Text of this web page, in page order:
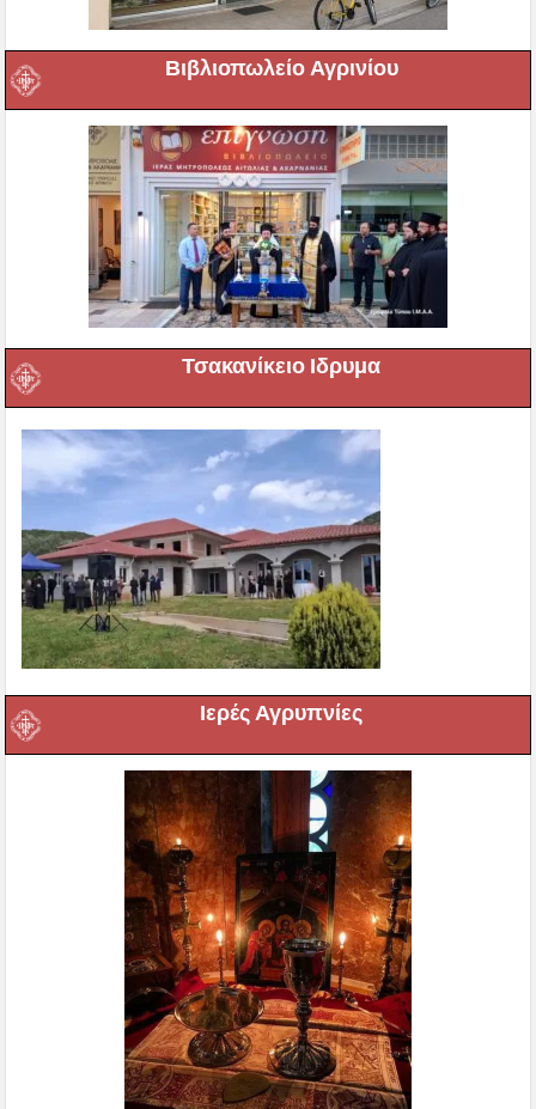
Βιβλιοπωλείο Αγρινίου
Τσακανίκειο Ιδρυμα
Ιερές Αγρυπνίες